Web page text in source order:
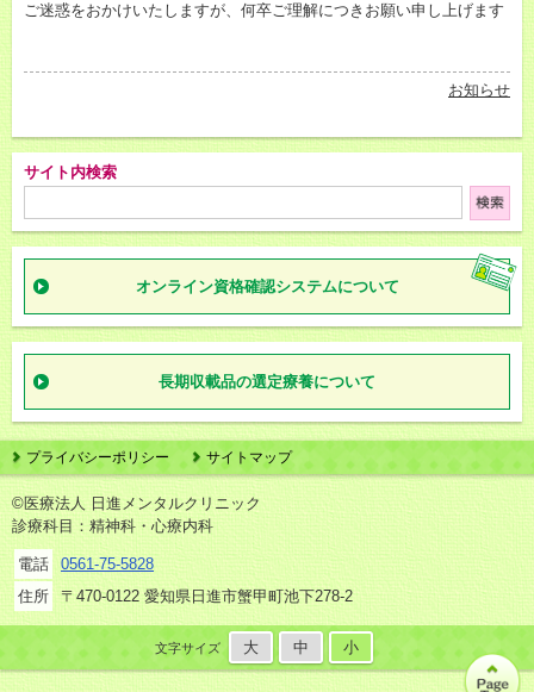
ご迷惑をおかけいたしますが、何卒ご理解につきお願い申し上げます
お知らせ
サイト内検索
オンライン資格確認システムについて
長期収載品の選定療養について
プライバシーポリシー サイトマップ
©医療法人 日進メンタルクリニック
診療科目：精神科・心療内科
電話
0561-75-5828
住所
〒470-0122 愛知県日進市蟹甲町池下278-2
文字サイズ 大 中 小